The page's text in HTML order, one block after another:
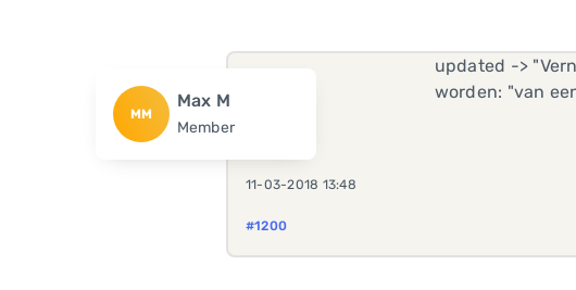
MM
Max M
Member
11-03-2018 13:48
#1200
updated ->
worden: "van